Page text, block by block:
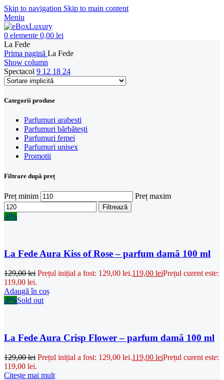
Skip to navigation Skip to main content
Meniu
0 elemente 0,00 lei
La Fede
Prima pagină La Fede
Show column
Spectacol 9 12 18 24
Categorii produse
Parfumuri arabesti
Parfumuri bărbătești
Parfumuri femei
Parfumuri unisex
Promotii
Filtrare după preț
Preț minim Preț maxim
Filtrează
-8%
La Fede Aura Kiss of Rose – parfum damă 100 ml
129,00lei Prețul inițial a fost: 129,00 lei.119,00 leiPrețul curent este:
119,00 lei.
Adaugă în coș
-8%Sold out
La Fede Aura Crisp Flower – parfum damă 100 ml
129,00lei Prețul inițial a fost: 129,00 lei.119,00 leiPrețul curent este:
119,00 lei.
Citește mai mult